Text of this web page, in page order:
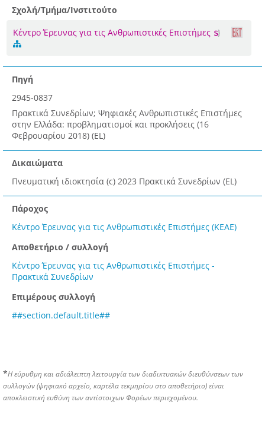
Σχολή/Τμήμα/Ινστιτούτο
Κέντρο Έρευνας για τις Ανθρωπιστικές Επιστήμες
Πηγή
2945-0837
Πρακτικά Συνεδρίων; Ψηφιακές Ανθρωπιστικές Επιστήμες
στην Ελλάδα: προβληματισμοί και προκλήσεις (16
Φεβρουαρίου 2018) (EL)
Δικαιώματα
Πνευματική ιδιοκτησία (c) 2023 Πρακτικά Συνεδρίων (EL)
Πάροχος
Κέντρο Έρευνας για τις Ανθρωπιστικές Επιστήμες (ΚΕΑΕ)
Αποθετήριο / συλλογή
Κέντρο Έρευνας για τις Ανθρωπιστικές Επιστήμες -
Πρακτικά Συνεδρίων
Επιμέρους συλλογή
##section.default.title##
*Η εύρυθμη και αδιάλειπτη λειτουργία των διαδικτυακών διευθύνσεων των
συλλογών (ψηφιακό αρχείο, καρτέλα τεκμηρίου στο αποθετήριο) είναι
αποκλειστική ευθύνη των αντίστοιχων Φορέων περιεχομένου.